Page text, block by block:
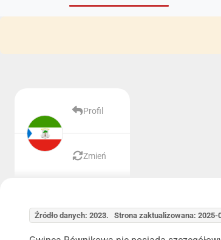
Profil
Zmień
Źródło danych: 2023. Strona zaktualizowana: 2025-